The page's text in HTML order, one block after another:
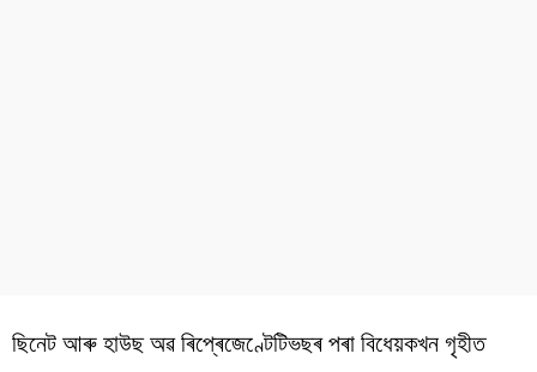
ছিনেট আৰু হাউছ অৱ ৰিপ্ৰেজেণ্টেটিভছৰ পৰা বিধেয়কখন গৃহীত